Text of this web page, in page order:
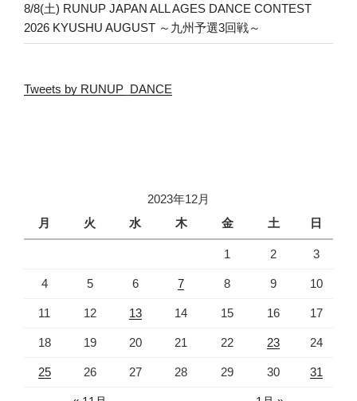
8/8(土) RUNUP JAPAN ALL AGES DANCE CONTEST
2026 KYUSHU AUGUST ～九州予選3回戦～
Tweets by RUNUP_DANCE
2023年12月
月
火 水 木 金 土 日
1 2 3
4 5 6 7 8 9 10
11 12 13 14 15 16 17
18 19 20 21 22 23 24
25 26 27 28 29 30 31